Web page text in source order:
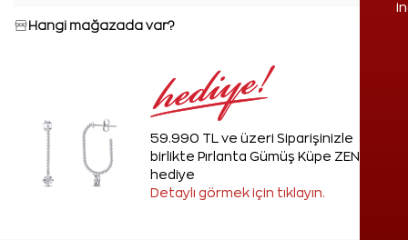
Hangi mağazada var?
59.990 TL ve üzeri Siparişinizle
birlikte Pırlanta Gümüş Küpe ZEN'den
hediye
Detaylı görmek için tıklayın.